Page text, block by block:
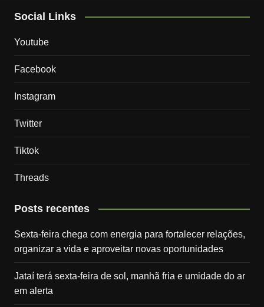
Social Links
Youtube
Facebook
Instagram
Twitter
Tiktok
Threads
Posts recentes
Sexta-feira chega com energia para fortalecer relações,
organizar a vida e aproveitar novas oportunidades
Jataí terá sexta-feira de sol, manhã fria e umidade do ar
em alerta